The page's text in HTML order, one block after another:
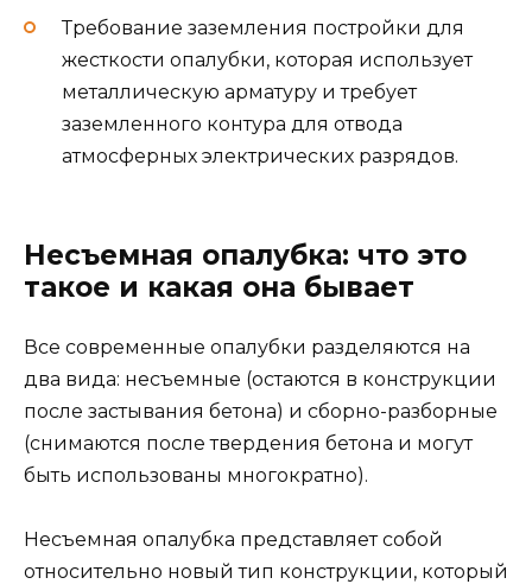
Требование заземления постройки для
жесткости опалубки, которая использует
металлическую арматуру и требует
заземленного контура для отвода
атмосферных электрических разрядов.
Несъемная опалубка: что это
такое и какая она бывает
Все современные опалубки разделяются на
два вида: несъемные (остаются в конструкции
после застывания бетона) и сборно-разборные
(снимаются после твердения бетона и могут
быть использованы многократно).
Несъемная опалубка представляет собой
относительно новый тип конструкции, который